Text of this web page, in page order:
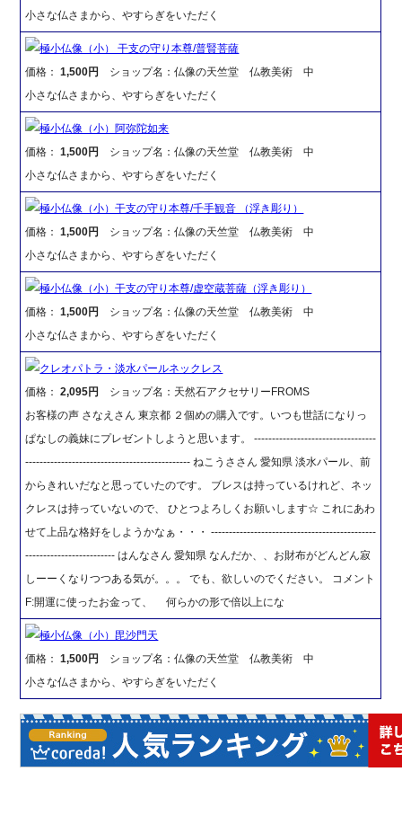
小さな仏さまから、やすらぎをいただく
極小仏像（小） 干支の守り本尊/普賢菩薩
価格：1,500円
ショップ名：仏像の天竺堂 仏教美術 中
小さな仏さまから、やすらぎをいただく
極小仏像（小）阿弥陀如来
価格：1,500円
ショップ名：仏像の天竺堂 仏教美術 中
小さな仏さまから、やすらぎをいただく
極小仏像（小）干支の守り本尊/千手観音 （浮き彫り）
価格：1,500円
ショップ名：仏像の天竺堂 仏教美術 中
小さな仏さまから、やすらぎをいただく
極小仏像（小）干支の守り本尊/虚空蔵菩薩（浮き彫り）
価格：1,500円
ショップ名：仏像の天竺堂 仏教美術 中
小さな仏さまから、やすらぎをいただく
クレオパトラ・淡水パールネックレス
価格：2,095円
ショップ名：天然石アクセサリーFROMS
お客様の声 さなえさん 東京都 ２個めの購入です。いつも世話になりっ
ぱなしの義妹にプレゼントしようと思います。 ----------------------------------
---------------------------------------------- ねこうささん 愛知県 淡水パール、前
からきれいだなと思っていたのです。 ブレスは持っているけれど、ネッ
クレスは持っていないので、 ひとつよろしくお願いします☆ これにあわ
せて上品な格好をしようかなぁ・・・ ----------------------------------------------
------------------------- はんなさん 愛知県 なんだか、、お財布がどんどん寂
しーーくなりつつある気が。。。 でも、欲しいのでください。 コメント
F:開運に使ったお金って、 何らかの形で倍以上にな
極小仏像（小）毘沙門天
価格：1,500円
ショップ名：仏像の天竺堂 仏教美術 中
小さな仏さまから、やすらぎをいただく